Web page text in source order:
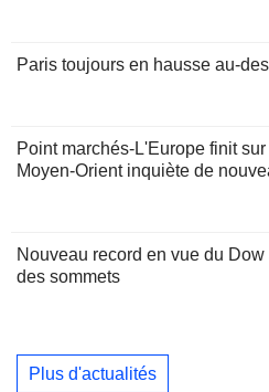
Paris toujours en hausse au-
Point marchés-L'Europe finit
Moyen-Orient inquiète de
Nouveau record en vue du
des sommets
Plus d'actualités